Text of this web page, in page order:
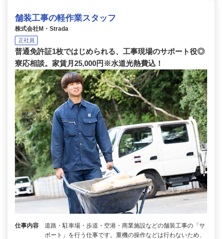
舗装工事の軽作業スタッフ
株式会社M・Strada
正社員
普通免許証1枚ではじめられる、工事現場のサポート役◎
寮応相談。家賃月25,000円※水道光熱費込！
仕事内容
道路・駐車場・歩道・空港・商業施設などの舗装工事の「サ
ポート」を行う仕事です。重機の操作などは行わないため、